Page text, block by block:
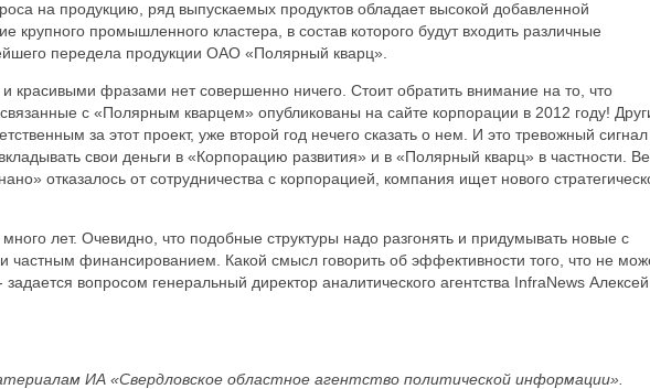
на продукцию, ряд выпускаемых продуктов обладает высокой добавленной
крупного промышленного кластера, в состав которого будут входить различные
передела продукции ОАО «Полярный кварц».
красивыми фразами нет совершенно ничего. Стоит обратить внимание на то, что
с «Полярным кварцем» опубликованы на сайте корпорации в 2012 году!
за этот проект, уже второй год нечего сказать о нем. И это тревожный
свои деньги в «Корпорацию развития» и в «Полярный кварц» в частности.
отказалось от сотрудничества с корпорацией, компания ищет нового
лет. Очевидно, что подобные структуры надо разгонять и придумывать новые с
частным финансированием. Какой смысл говорить об эффективности того, что не
вопросом генеральный директор аналитического агентства InfraNews Алексей
ИА «Свердловское областное агентство политической информации».